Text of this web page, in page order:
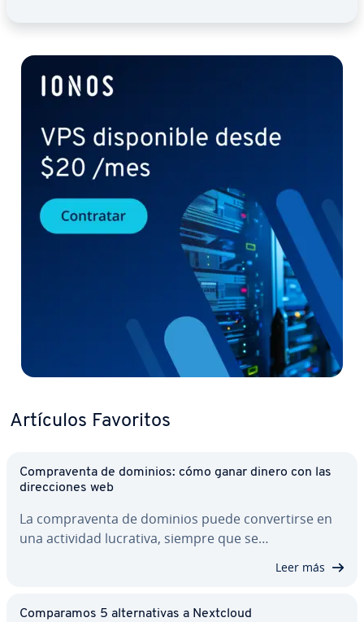
Artículos Favoritos
Co­m­pra­ve­n­ta de dominios: cómo ganar dinero con las
di­re­c­cio­nes web
La co­m­pra­ve­n­ta de dominios puede co­n­ve­r­ti­r­se en
una actividad lucrativa, siempre que se…
Leer más
Co­m­pa­ra­mos 5 al­te­r­na­ti­vas a Nextcloud